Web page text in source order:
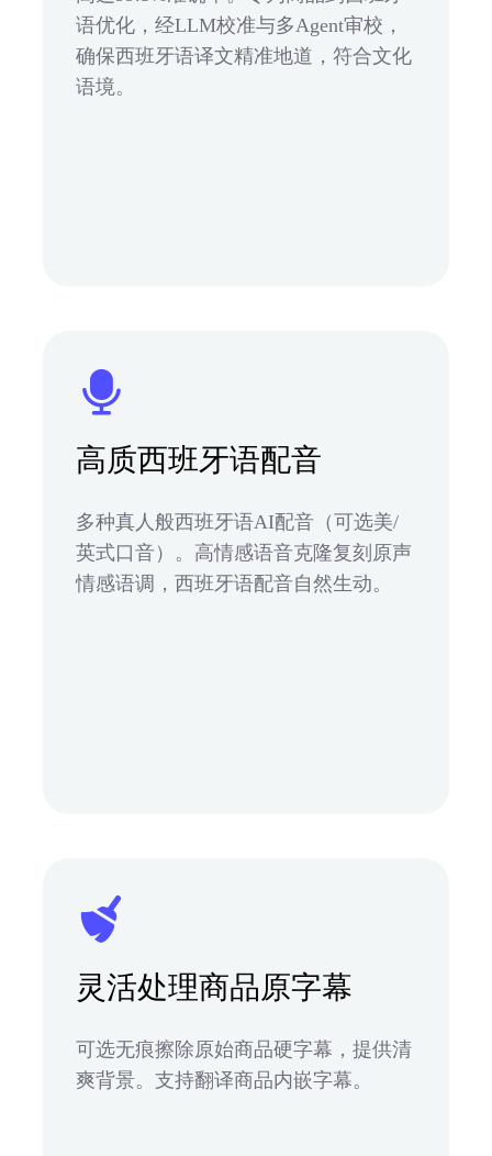
语优化，经LLM校准与多Agent审校，
确保西班牙语译文精准地道，符合文化
语境。
高质西班牙语配音
多种真人般西班牙语AI配音（可选美/
英式口音）。高情感语音克隆复刻原声
情感语调，西班牙语配音自然生动。
灵活处理商品原字幕
可选无痕擦除原始商品硬字幕，提供清
爽背景。支持翻译商品内嵌字幕。